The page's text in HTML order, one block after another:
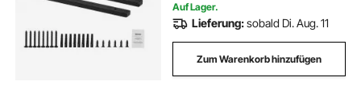
Auf Lager.
Lieferung:sobald Di. Aug. 11
Zum Warenkorb hinzufügen